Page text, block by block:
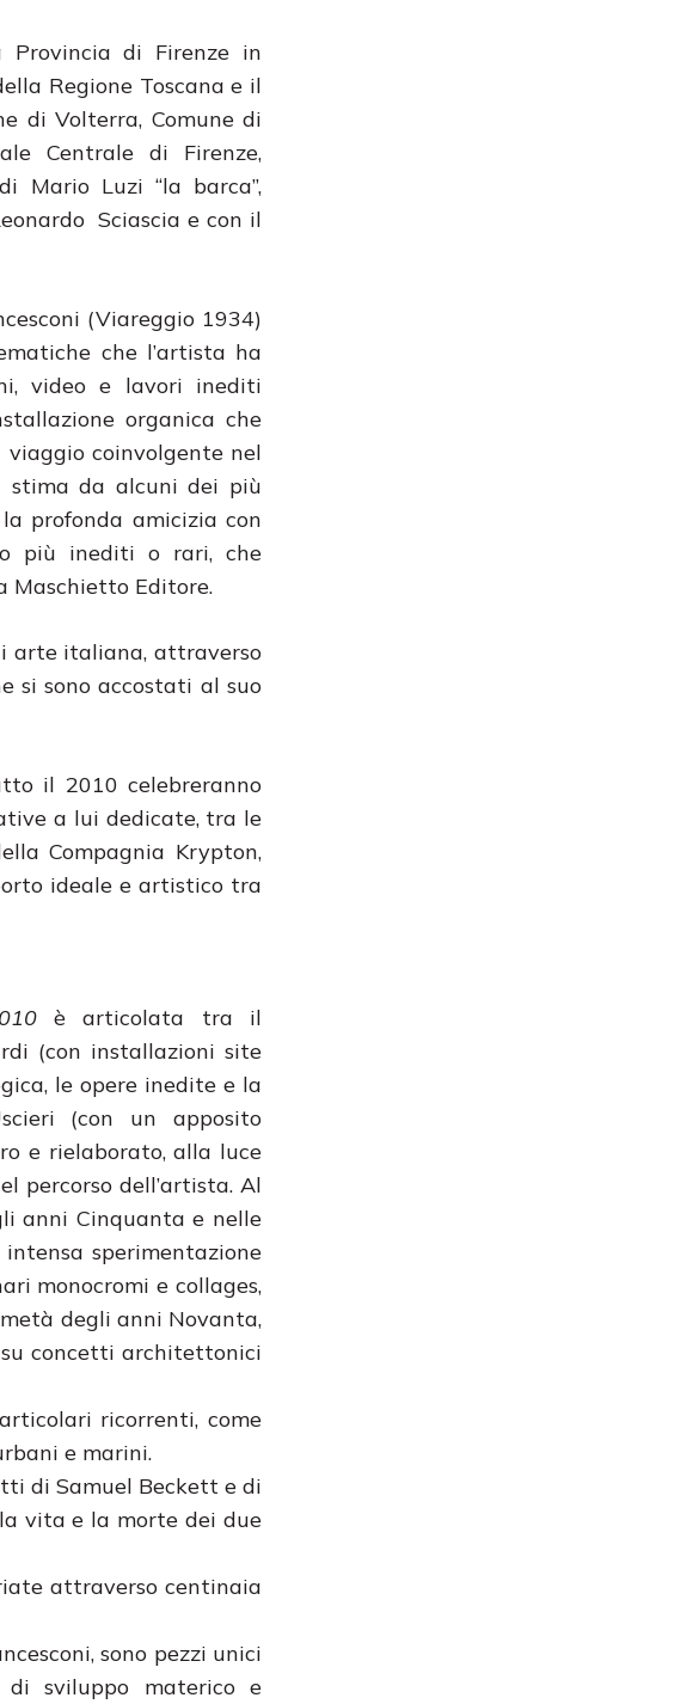
di Firenze in
Regione Toscana e il
di Volterra, Comune di
Centrale di Firenze,
Mario Luzi “la barca”,
Sciascia e con il
(Viareggio 1934)
che l’artista ha
video e lavori inediti
organica che
viaggio coinvolgente nel
stima da alcuni dei più
profonda amicizia con
più inediti o rari, che
Maschietto Editore.
arte italiana, attraverso
si sono accostati al suo
il 2010 celebreranno
a lui dedicate, tra le
Compagnia Krypton,
ideale e artistico tra
è articolata tra il
(con installazioni site
le opere inedite e la
(con un apposito
e rielaborato, alla luce
percorso dell’artista. Al
anni Cinquanta e nelle
sperimentazione
monocromi e collages,
degli anni Novanta,
su concetti architettonici
ricorrenti, come
e marini.
di Samuel Beckett e di
vita e la morte dei due
attraverso centinaia
sono pezzi unici
sviluppo materico e